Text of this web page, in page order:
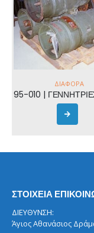
ΔΙΆΦΟΡΑ
ΣΤΟΙΧΕΙΑ
ΔΙΕΥΘΥΝΣΗ:
Άγιος Αθανάσιος